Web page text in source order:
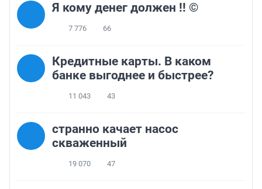
Я кому денег должен !! ©
7 776 66
Кредитные карты. В каком
банке выгоднее и быстрее?
11 043 43
странно качает насос
скваженный
19 070 47